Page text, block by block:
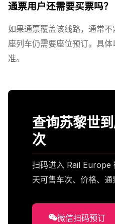
通票用户还需要买票吗？
如果通票覆盖该线路，通常
座列车仍需要座位预订。具
准。
查询苏黎世
次
扫码进入 Rail Europe
天可售车次、价格、通
微信扫码预订